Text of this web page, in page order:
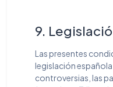
9.
Las presentes
legislación
controversias, las